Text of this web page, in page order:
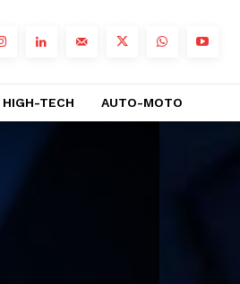
HIGH-TECH AUTO-MOTO